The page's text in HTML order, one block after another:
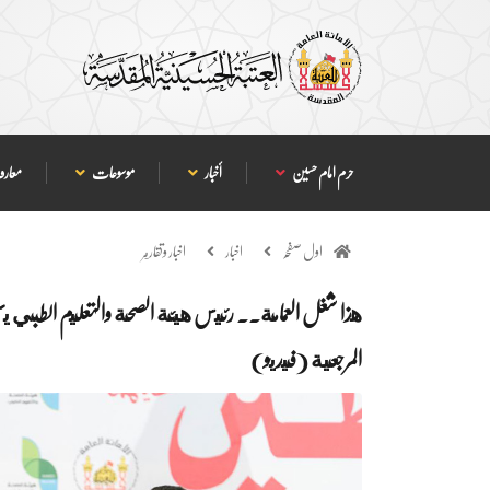
حرم امام حسین أخبار موسوعات
اول صفحہ اخبار اخبار وتقارير
هذا شغل العمامة.. رئيس هيئة الصحة والتعليم
المرجعية (فيديو)